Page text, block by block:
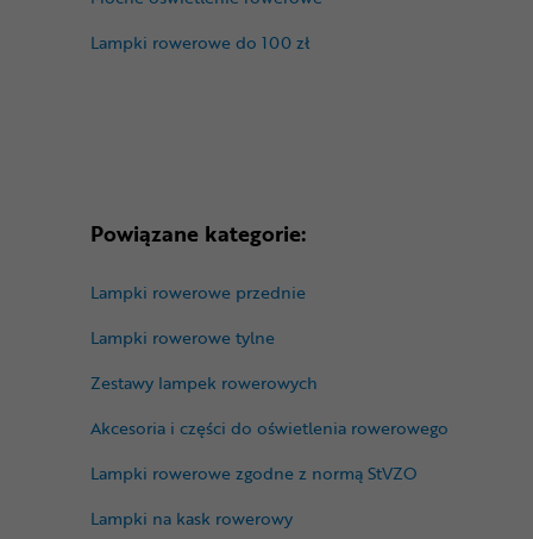
Lampki rowerowe do 100 zł
Powiązane kategorie:
Lampki rowerowe przednie
Lampki rowerowe tylne
Zestawy lampek rowerowych
Akcesoria i części do oświetlenia rowerowego
Lampki rowerowe zgodne z normą StVZO
Lampki na kask rowerowy